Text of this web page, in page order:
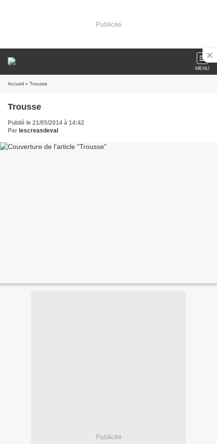
Publicité
MENU
Accueil » Trousse
Trousse
Publié le 21/05/2014 à 14:42
Par lescreasdeval
Publicité